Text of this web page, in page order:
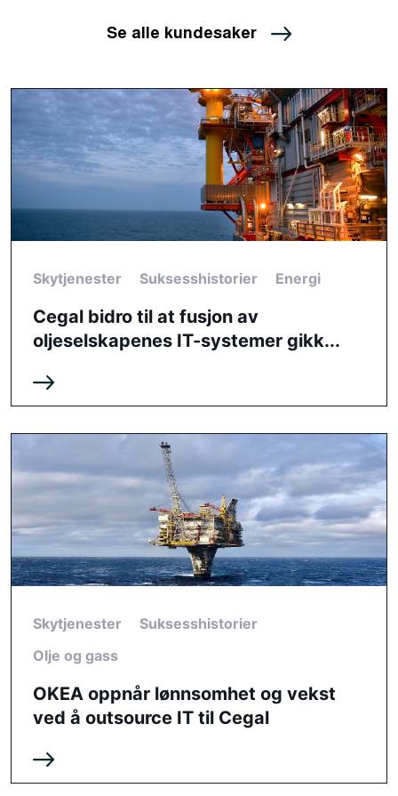
Se alle kundesaker
Skytjenester Suksesshistorier Energi
Cegal bidro til at fusjon av
oljeselskapenes IT-systemer gikk...
Skytjenester
Suksesshistorier
Olje og gass
OKEA oppnår lønnsomhet og vekst
ved å outsource IT til Cegal